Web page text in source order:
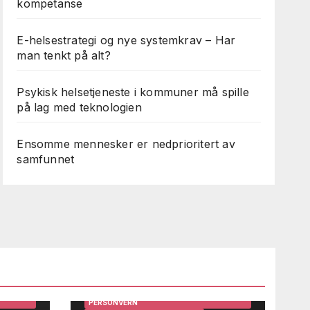
kompetanse
E-helsestrategi og nye systemkrav – Har
man tenkt på alt?
Psykisk helsetjeneste i kommuner må spille
på lag med teknologien
Ensomme mennesker er nedprioritert av
samfunnet
PERSONVERN